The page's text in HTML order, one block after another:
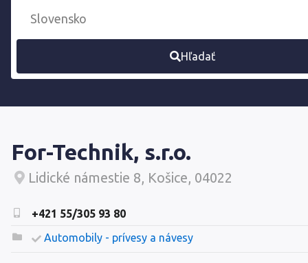
Hľadať
For-Technik, s.r.o.
Lidické námestie 8, Košice, 04022
+421 55/305 93 80
Automobily - prívesy a návesy